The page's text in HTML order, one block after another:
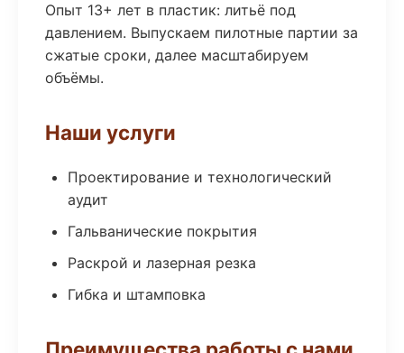
Опыт 13+ лет в пластик: литьё под
давлением. Выпускаем пилотные партии за
сжатые сроки, далее масштабируем
объёмы.
Наши услуги
Проектирование и технологический
аудит
Гальванические покрытия
Раскрой и лазерная резка
Гибка и штамповка